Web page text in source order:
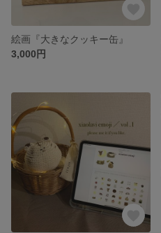
絵画『大きなクッキー缶』
3,000円